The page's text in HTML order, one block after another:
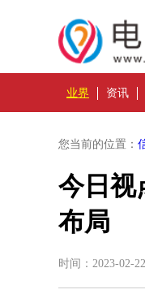
业界 资讯
您当前的位置：
今日视
布局
时间：2023-02-